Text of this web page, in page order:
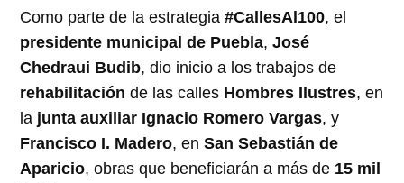
Como parte de la estrategia#CallesAl100, el
presidente municipal de Puebla,José
Chedraui Budib, dio inicio a los trabajos de
rehabilitación de las calles Hombres Ilustres, en
la junta auxiliar Ignacio Romero Vargas, y
Francisco I. Madero, enSan Sebastián de
Aparicio, obras que beneficiarán a más de 15 mil